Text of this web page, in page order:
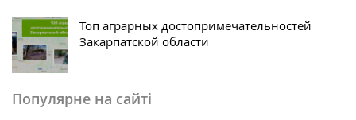
Топ аграрных достопримечательностей
Закарпатской области
Популярне на сайті